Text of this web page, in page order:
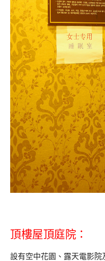
頂樓屋頂庭院：
設有空中花園、露天電影院